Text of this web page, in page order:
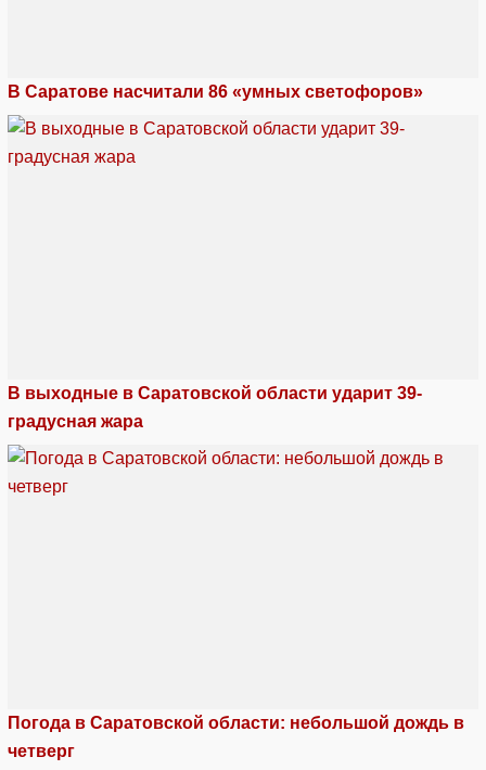
В Саратове насчитали 86 «умных светофоров»
В выходные в Саратовской области ударит 39-
градусная жара
Погода в Саратовской области: небольшой дождь в
четверг